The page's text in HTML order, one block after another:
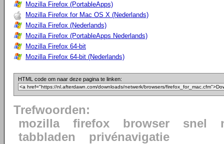
Mozilla Firefox (PortableApps)
Mozilla Firefox for Mac OS X (Nederlands)
Mozilla Firefox (Nederlands)
Mozilla Firefox (PortableApps Nederlands)
Mozilla Firefox 64-bit
Mozilla Firefox 64-bit (Nederlands)
HTML code om naar deze pagina te linken:
Trefwoorden:
mozilla
firefox browser snel
tabbladen
privénavigatie